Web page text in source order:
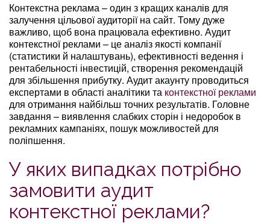
Контекстна реклама – один з кращих каналів для
залучення цільової аудиторії на сайт. Тому дуже
важливо, щоб вона працювала ефективно. Аудит
контекстної реклами – це аналіз якості компанії
(статистики й налаштувань), ефективності ведення і
рентабельності інвестицій, створення рекомендацій
для збільшення прибутку. Аудит акаунту проводиться
експертами в області аналітики та контекстної реклами
для отримання найбільш точних результатів. Головне
завдання – виявлення слабких сторін і недоробок в
рекламних кампаніях, пошук можливостей для
поліпшення.
У яких випадках потрібно
замовити аудит
контекстної реклами?